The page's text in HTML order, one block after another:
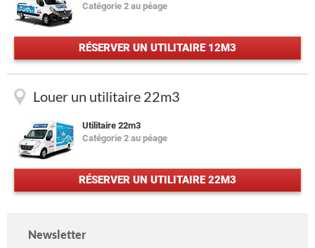
Catégorie 2 au péage
RÉSERVER UN UTILITAIRE 12M3
Louer un utilitaire 22m3
Utilitaire 22m3
Catégorie 2 au péage
RÉSERVER UN UTILITAIRE 22M3
Newsletter